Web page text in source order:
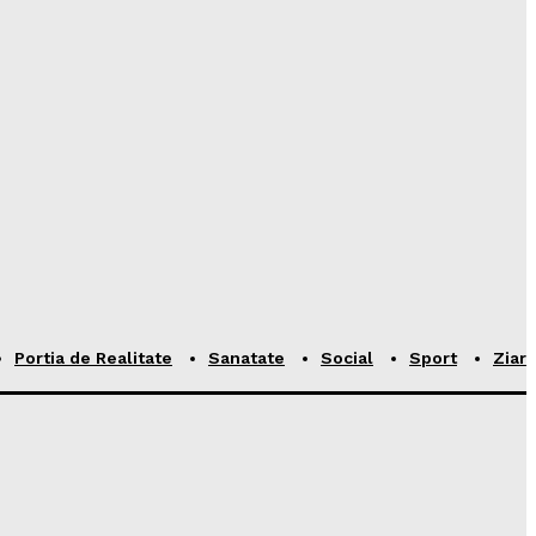
Portia de Realitate Sanatate Social Sport Ziar